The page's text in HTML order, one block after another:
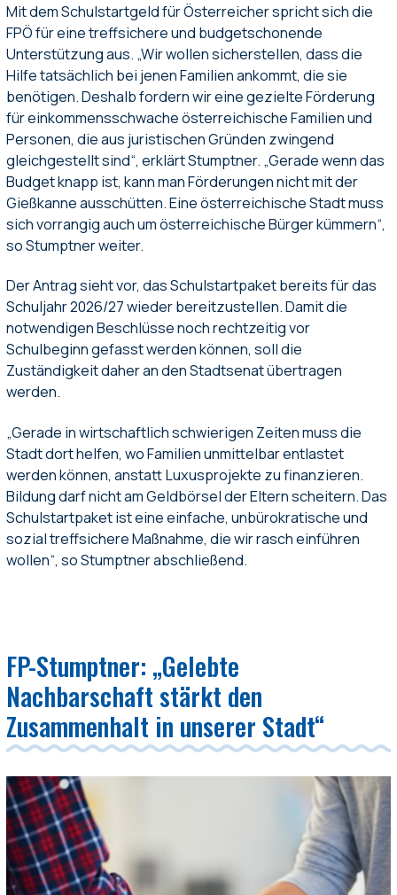
Mit dem Schulstartgeld für Österreicher spricht sich die
FPÖ für eine treffsichere und budgetschonende
Unterstützung aus. „Wir wollen sicherstellen, dass die
Hilfe tatsächlich bei jenen Familien ankommt, die sie
benötigen. Deshalb fordern wir eine gezielte Förderung
für einkommensschwache österreichische Familien und
Personen, die aus juristischen Gründen zwingend
gleichgestellt sind“, erklärt Stumptner. „Gerade wenn das
Budget knapp ist, kann man Förderungen nicht mit der
Gießkanne ausschütten. Eine österreichische Stadt muss
sich vorrangig auch um österreichische Bürger kümmern“,
so Stumptner weiter.
Der Antrag sieht vor, das Schulstartpaket bereits für das
Schuljahr 2026/27 wieder bereitzustellen. Damit die
notwendigen Beschlüsse noch rechtzeitig vor
Schulbeginn gefasst werden können, soll die
Zuständigkeit daher an den Stadtsenat übertragen
werden.
„Gerade in wirtschaftlich schwierigen Zeiten muss die
Stadt dort helfen, wo Familien unmittelbar entlastet
werden können, anstatt Luxusprojekte zu finanzieren.
Bildung darf nicht am Geldbörsel der Eltern scheitern. Das
Schulstartpaket ist eine einfache, unbürokratische und
sozial treffsichere Maßnahme, die wir rasch einführen
wollen“, so Stumptner abschließend.
FP-Stumptner: „Gelebte
Nachbarschaft stärkt den
Zusammenhalt in unserer Stadt“